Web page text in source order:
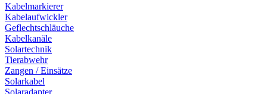
Kabelmarkierer
Kabelaufwickler
Geflechtschläuche
Kabelkanäle
Solartechnik
Tierabwehr
Zangen / Einsätze
Solarkabel
Solaradapter